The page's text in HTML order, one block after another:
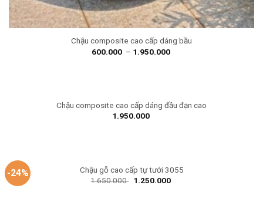
Chậu composite cao cấp dáng bầu
600.000 – 1.950.000
Chậu composite cao cấp dáng đầu đạn cao
1.950.000
-24%
Chậu gỗ cao cấp tự tưới 3055
1.650.000 1.250.000